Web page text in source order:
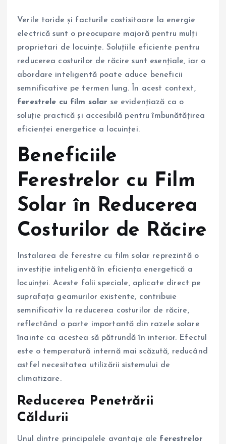
Verile toride și facturile costisitoare la energie
electrică sunt o preocupare majoră pentru mulți
proprietari de locuințe. Soluțiile eficiente pentru
reducerea costurilor de răcire sunt esențiale, iar o
abordare inteligentă poate aduce beneficii
semnificative pe termen lung. În acest context,
ferestrele cu film solar se evidențiază ca o
soluție practică și accesibilă pentru îmbunătățirea
eficienței energetice a locuinței.
Beneficiile
Ferestrelor cu Film
Solar în Reducerea
Costurilor de Răcire
Instalarea de ferestre cu film solar reprezintă o
investiție inteligentă în eficiența energetică a
locuinței. Aceste folii speciale, aplicate direct pe
suprafața geamurilor existente, contribuie
semnificativ la reducerea costurilor de răcire,
reflectând o parte importantă din razele solare
înainte ca acestea să pătrundă în interior. Efectul
este o temperatură internă mai scăzută, reducând
astfel necesitatea utilizării sistemului de
climatizare.
Reducerea Penetrării
Căldurii
Unul dintre principalele avantaje ale ferestrelor